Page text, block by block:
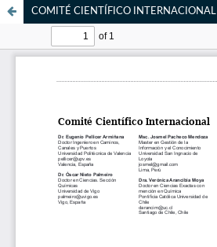
COMITÉ CIENTÍFICO INTERNACIONAL